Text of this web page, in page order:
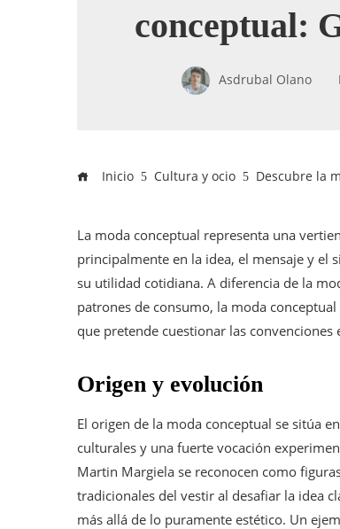
conceptual:
Asdrubal Olano
Inicio Cultura y ocio Descubre la
La moda conceptual representa una
principalmente en la idea, el mensaje y el
su utilidad cotidiana. A diferencia de la
patrones de consumo, la moda
que pretende cuestionar las
Origen y evolución
El origen de la moda conceptual se sitúa
culturales y una fuerte vocación
Martin Margiela se reconocen como
tradicionales del vestir al desafiar la idea
más allá de lo puramente estético. Un